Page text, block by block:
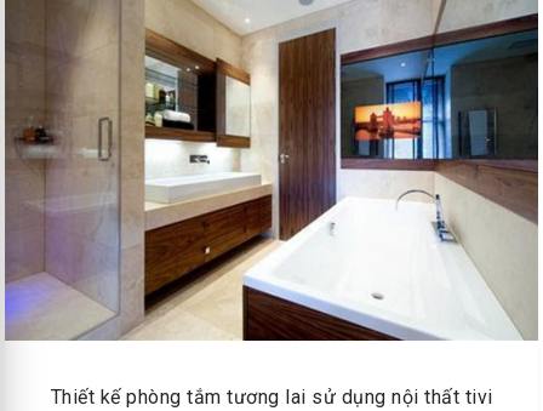
Thiết kế phòng tắm tương lai sử dụng nội thất tivi